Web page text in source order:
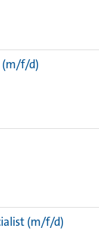
(m/f/d)
(m/f/d)